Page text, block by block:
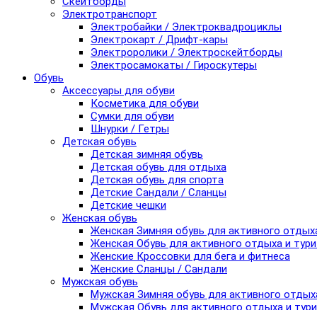
Электротранспорт
Электробайки / Электроквадроциклы
Электрокарт / Дрифт-кары
Электроролики / Электроскейтборды
Электросамокаты / Гироскутеры
Обувь
Аксессуары для обуви
Косметика для обуви
Сумки для обуви
Шнурки / Гетры
Детская обувь
Детская зимняя обувь
Детская обувь для отдыха
Детская обувь для спорта
Детские Сандали / Сланцы
Детские чешки
Женская обувь
Женская Зимняя обувь для активного
Женская Обувь для активного отдыха и
Женские Кроссовки для бега и фитнеса
Женские Сланцы / Сандали
Мужская обувь
Мужская Зимняя обувь для активного
Мужская Обувь для активного отдыха и